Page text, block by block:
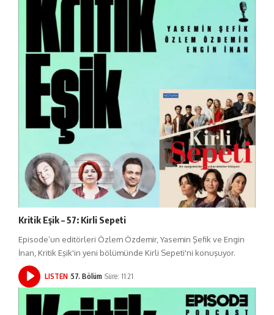
Kritik Eşik – 57: Kirli Sepeti
Episode’un editörleri Özlem Özdemir, Yasemin Şefik ve Engin
İnan, Kritik Eşik'in yeni bölümünde Kirli Sepeti'ni konuşuyor.
LISTEN 57. Bölüm Süre: 11:21